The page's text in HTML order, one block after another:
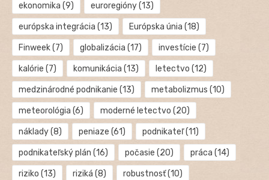
ekonomika (9) euroregióny(13)
európska integrácia (13) Európska únia (18)
Finweek(7) globalizácia (17) investície (7)
kalórie (7) komunikácia (13) letectvo (12)
medzinárodné podnikanie (13) metabolizmus (10)
meteorológia (6) moderné letectvo (20)
náklady(8) peniaze (61) podnikateľ(11)
podnikateľský plán (16) počasie (20) práca (14)
riziko (13) riziká (8) robustnosť(10)